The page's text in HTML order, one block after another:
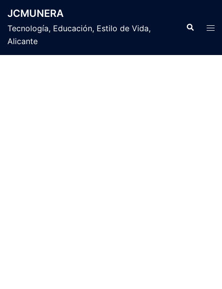
contenido
JCMUNERA
Tecnología, Educación, Estilo de Vida,
Alicante
Buscar